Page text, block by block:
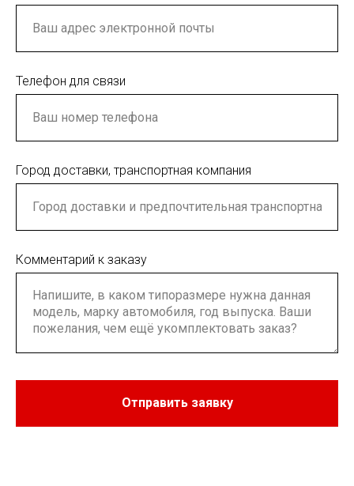
Телефон для связи
Город доставки, транспортная компания
Комментарий к заказу
Отправить заявку